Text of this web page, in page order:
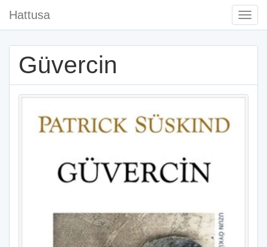
Hattusa
Güvercin